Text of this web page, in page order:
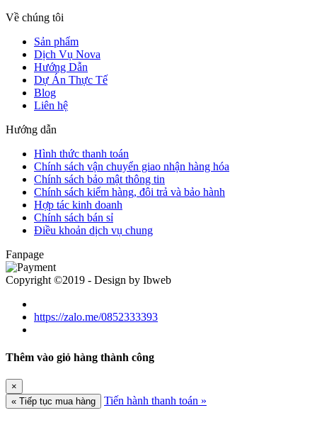
Về chúng tôi
Sản phẩm
Dịch Vụ Nova
Hướng Dẫn
Dự Án Thực Tế
Blog
Liên hệ
Hướng dẫn
Hình thức thanh toán
Chính sách vận chuyển giao nhận hàng hóa
Chính sách bảo mật thông tin
Chính sách kiểm hàng, đôi trả và bảo hành
Hợp tác kinh doanh
Chính sách bán sỉ
Điều khoản dịch vụ chung
Fanpage
Copyright ©2019 - Design by Ibweb
https://zalo.me/0852333393
Thêm vào giỏ hàng thành công
×
« Tiếp tục mua hàng
Tiến hành thanh toán »